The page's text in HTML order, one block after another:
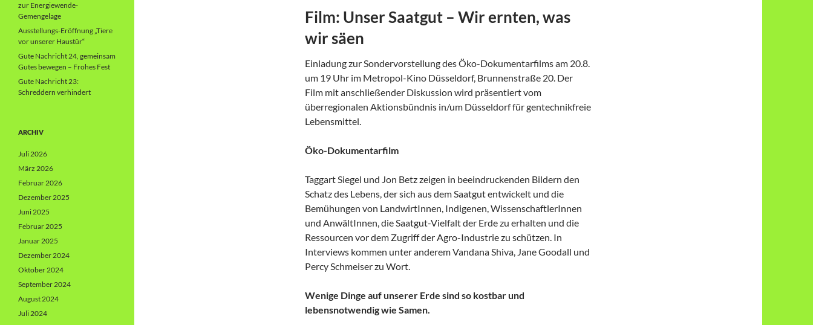
Film: Unser Saatgut – Wir ernten, was
wir säen
Einladung zur Sondervorstellung des Öko-Dokumentarfilms am 20.8.
um 19 Uhr im Metropol-Kino Düsseldorf, Brunnenstraße 20. Der
Film mit anschließender Diskussion wird präsentiert vom
überregionalen Aktionsbündnis in/um Düsseldorf für gentechnikfreie
Lebensmittel.
Öko-Dokumentarfilm
Taggart Siegel und Jon Betz zeigen in beeindruckenden Bildern den
Schatz des Lebens, der sich aus dem Saatgut entwickelt und die
Bemühungen von LandwirtInnen, Indigenen, WissenschaftlerInnen
und AnwältInnen, die Saatgut-Vielfalt der Erde zu erhalten und die
Ressourcen vor dem Zugriff der Agro-Industrie zu schützen. In
Interviews kommen unter anderem Vandana Shiva, Jane Goodall und
Percy Schmeiser zu Wort.
Wenige Dinge auf unserer Erde sind so kostbar und
lebensnotwendig wie Samen.
zur Energiewende-
Gemengelage
Ausstellungs-Eröffnung „Tiere
vor unserer Haustür“
Gute Nachricht 24, gemeinsam
Gutes bewegen – Frohes Fest
Gute Nachricht 23:
Schreddern verhindert
ARCHIV
Juli 2026
März 2026
Februar 2026
Dezember 2025
Juni 2025
Februar 2025
Januar 2025
Dezember 2024
Oktober 2024
September 2024
August 2024
Juli 2024